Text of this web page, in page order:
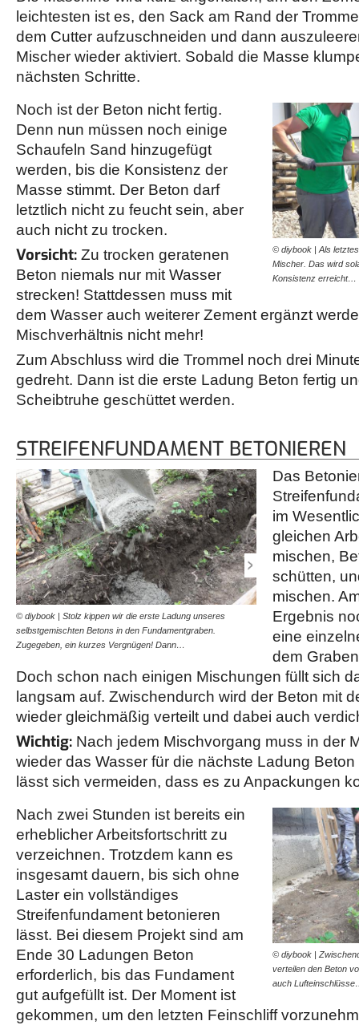
leichtesten ist es, den Sack am Rand der
dem Cutter aufzuschneiden und dann
Mischer wieder aktiviert. Sobald die Masse
nächsten Schritte.
© diybook | Als
Mischer. Das wird
Konsistenz erreicht…
Noch ist der Beton nicht fertig.
Denn nun müssen noch einige
Schaufeln Sand hinzugefügt
werden, bis die Konsistenz der
Masse stimmt. Der Beton darf
letztlich nicht zu feucht sein, aber
auch nicht zu trocken.
Vorsicht: Zu trocken geratenen
Beton niemals nur mit Wasser
strecken! Stattdessen muss mit
dem Wasser auch weiterer Zement ergänzt
Mischverhältnis nicht mehr!
Zum Abschluss wird die Trommel noch drei
gedreht. Dann ist die erste Ladung Beton fertig
Scheibtruhe geschüttet werden.
STREIFENFUNDAMENT BETONIEREN
© diybook | Stolz kippen wir die erste Ladung unseres
selbstgemischten Betons in den Fundamentgraben.
Zugegeben, ein kurzes Vergnügen! Dann…
© diybook | Tatsächlich
nicht sehr gewaltig aus.
mit der…
Das
im
gleichen
mischen,
schütten,
mischen.
Ergebnis
eine
dem
Doch schon nach einigen Mischungen füllt sich
langsam auf. Zwischendurch wird der Beton mit
wieder gleichmäßig verteilt und dabei auch
Wichtig: Nach jedem Mischvorgang muss in der
wieder das Wasser für die nächste Ladung
lässt sich vermeiden, dass es zu Anpackungen
© diybook |
verteilen den Beton
auch
Nach zwei Stunden ist bereits ein
erheblicher Arbeitsfortschritt zu
verzeichnen. Trotzdem kann es
insgesamt dauern, bis sich ohne
Laster ein vollständiges
Streifenfundament betonieren
lässt. Bei diesem Projekt sind am
Ende 30 Ladungen Beton
erforderlich, bis das Fundament
gut aufgefüllt ist. Der Moment ist
gekommen, um den letzten Feinschliff